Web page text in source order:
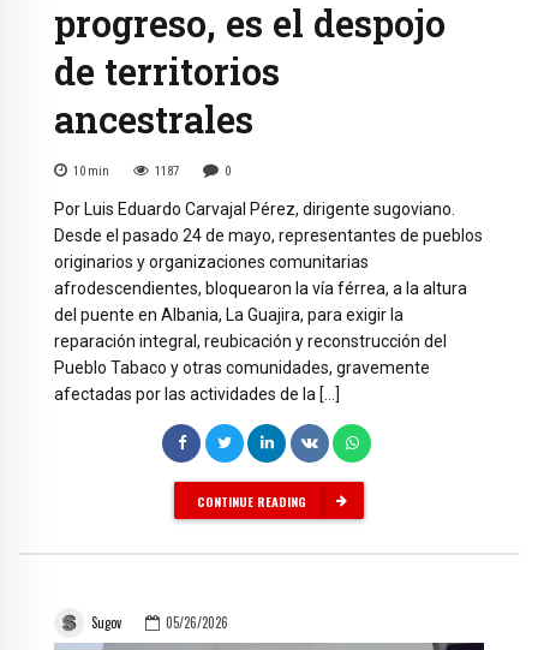
progreso, es el despojo
de territorios
ancestrales
10 min 1187 0
Por Luis Eduardo Carvajal Pérez, dirigente sugoviano.
Desde el pasado 24 de mayo, representantes de pueblos
originarios y organizaciones comunitarias
afrodescendientes, bloquearon la vía férrea, a la altura
del puente en Albania, La Guajira, para exigir la
reparación integral, reubicación y reconstrucción del
Pueblo Tabaco y otras comunidades, gravemente
afectadas por las actividades de la […]
CONTINUE READING
Sugov 05/26/2026